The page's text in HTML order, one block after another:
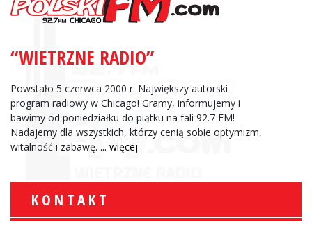
“WIETRZNE RADIO”
Powstało 5 czerwca 2000 r. Największy autorski
program radiowy w Chicago! Gramy, informujemy i
bawimy od poniedziałku do piątku na fali 92.7 FM!
Nadajemy dla wszystkich, którzy cenią sobie optymizm,
witalność i zabawę. ... więcej
KONTAKT